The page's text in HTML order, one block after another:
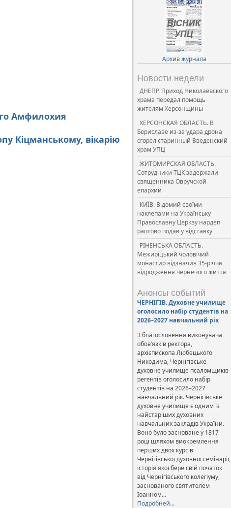
Амфилохия
Кіцманському, вікарію
Архив журнала
Новости недели
ДНЕПР. Приход Николаевского
храма передал помощь
жителям Херсонщины
ХЕРСОНСКАЯ ОБЛАСТЬ. В
Бериславе из-за удара дрона
сгорел старинный Введенский
храм УПЦ
ЖИТОМИРСКАЯ ОБЛАСТЬ.
Сотрудники ТЦК задержали
священника Овручской
епархии
КИЇВ. Відомий своїми
наклепами на Українську
Православну Церкву нардеп
раптово подав у відставку
РІНЕНСЬКА ОБЛАСТЬ.
Межиріцький чоловічий
монастир відзначив 35-річчя
відродження чернечого життя
Анонсы событий
ЧЕРНІГІВ. Духовне училище
оголосило набір студентів на
2026–2027 навчальний рік
З благословення виконувача
обов’язків ректора,
архієпископа Любецького
Никодима, Чернігівське
духовне училище псаломщиків-
регентів оголосило набір
студентів на 2026–2027
навчальний рік. Чернігівське
духовне училище є одним із
найстаріших духовних
навчальних закладів України.
Воно було засноване у 1817
році шляхом виокремлення
перших двох курсів
Чернігівської духовної семінарії,
історія якої бере свій початок
від Чернігівського колегіуму,
заснованого святителем
Іоанном…
Подробней…